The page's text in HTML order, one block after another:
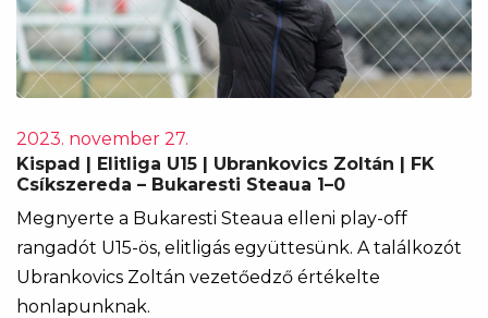
2023. november 27.
Kispad | Elitliga U15 | Ubrankovics Zoltán | FK
Csíkszereda – Bukaresti Steaua 1–0
Megnyerte a Bukaresti Steaua elleni play-off
rangadót U15-ös, elitligás együttesünk. A találkozót
Ubrankovics Zoltán vezetőedző értékelte
honlapunknak.